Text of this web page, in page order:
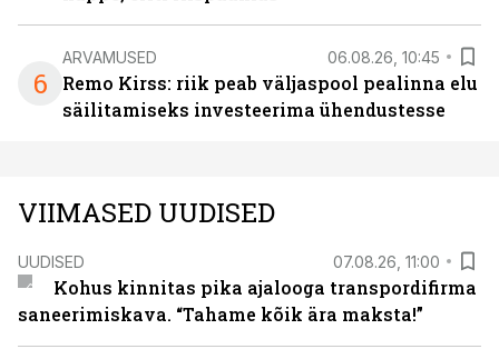
6
ARVAMUSED 06.08.26, 10:45
Remo Kirss: riik peab väljaspool pealinna elu
säilitamiseks investeerima ühendustesse
VIIMASED UUDISED
UUDISED 07.08.26, 11:00
Kohus kinnitas pika ajalooga transpordifirma
saneerimiskava. “Tahame kõik ära maksta!”